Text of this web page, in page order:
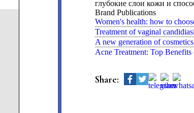
глубокие слои кожи и
Brand Publications
Women's health: how to
Treatment of vaginal
A new generation of
Acne Treatment: Top
Share: